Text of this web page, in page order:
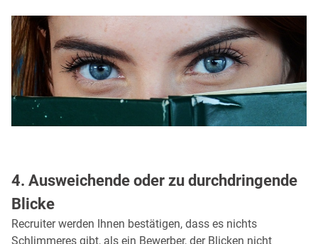
4. Ausweichende oder zu durchdringende
Blicke
Recruiter werden Ihnen bestätigen, dass es nichts
Schlimmeres gibt, als ein Bewerber, der Blicken nicht